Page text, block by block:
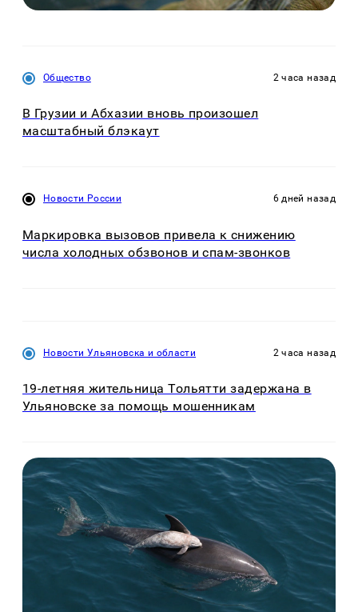
Общество 2 часа назад
В Грузии и Абхазии вновь произошел
масштабный блэкаут
Новости России 6 дней назад
Маркировка вызовов привела к снижению
числа холодных обзвонов и спам-звонков
Новости Ульяновска и области 2 часа назад
19-летняя жительница Тольятти задержана в
Ульяновске за помощь мошенникам